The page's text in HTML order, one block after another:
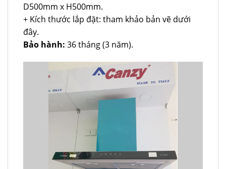
D500mm x H500mm.
+ Kích thước lắp đặt: tham khảo bản vẽ dưới
đây.
Bảo hành: 36 tháng (3 năm).